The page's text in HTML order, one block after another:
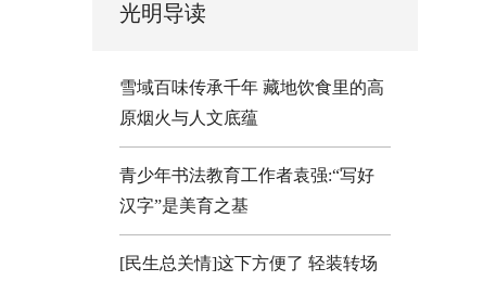
光明导读
雪域百味传承千年 藏地饮食里的高
原烟火与人文底蕴
青少年书法教育工作者袁强:“写好
汉字”是美育之基
[民生总关情]这下方便了 轻装转场